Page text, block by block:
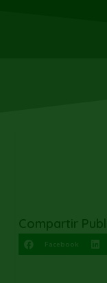
Compartir
Facebook